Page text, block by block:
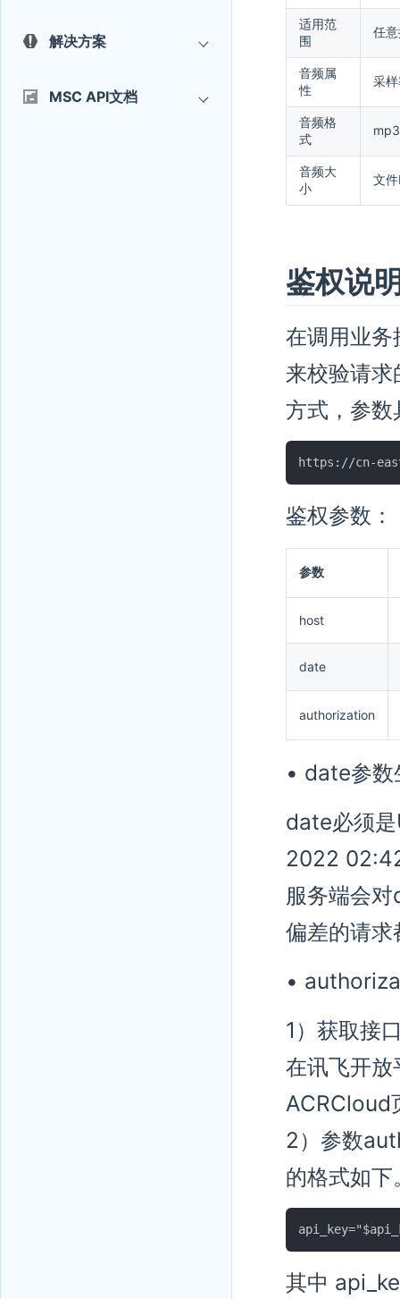
解决方案
MSC API文档
适用范
围
任
音频属
性
采
音频格
式
音频大
小
文
鉴权说
在调用业务
来校验请
方式，参
鉴权参数：
参数
host
date
authorization
• date参数
date必须
2022
服务端会
偏差的请求
•
1）获取接
在讯飞开放
ACRCloud
2）参数
的格式如下
其中